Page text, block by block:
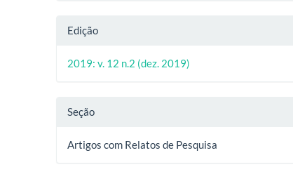
Edição
2019: v. 12 n.2 (dez. 2019)
Seção
Artigos com Relatos de Pesquisa